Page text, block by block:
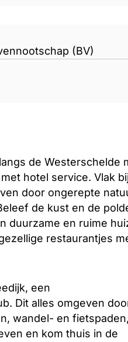
(BV)
de Westerschelde
hotel service. Vlak
door ongerepte
de kust en de
duurzame en ruime
restaurantjes
een
Dit alles omgeven
wandel- en fietspaden,
en kom thuis in de